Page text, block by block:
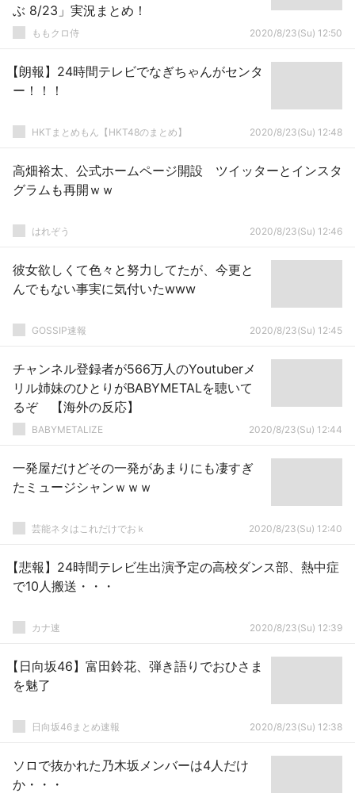
ぶ 8/23」実況まとめ！
ももクロ侍 2020/8/23(Su) 12:50
【朗報】24時間テレビでなぎちゃんがセンタ
ー！！！
HKTまとめもん【HKT48のまとめ】 2020/8/23(Su) 12:48
高畑裕太、公式ホームページ開設 ツイッターとインスタ
グラムも再開ｗｗ
はれぞう 2020/8/23(Su) 12:46
彼女欲しくて色々と努力してたが、今更と
んでもない事実に気付いたwww
GOSSIP速報 2020/8/23(Su) 12:45
チャンネル登録者が566万人のYoutuberメ
リル姉妹のひとりがBABYMETALを聴いて
るぞ 【海外の反応】
BABYMETALIZE 2020/8/23(Su) 12:44
一発屋だけどその一発があまりにも凄すぎ
たミュージシャンｗｗｗ
芸能ネタはこれだけでおｋ 2020/8/23(Su) 12:40
【悲報】24時間テレビ生出演予定の高校ダンス部、熱中症
で10人搬送・・・
カナ速 2020/8/23(Su) 12:39
【日向坂46】富田鈴花、弾き語りでおひさま
を魅了
日向坂46まとめ速報 2020/8/23(Su) 12:38
ソロで抜かれた乃木坂メンバーは4人だけ
か・・・